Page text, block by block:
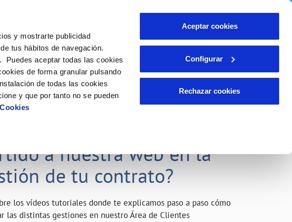
y mostrarte publicidad
tus hábitos de navegación.
Puedes aceptar todas las cookies
de forma granular pulsando
de todas las cookies
y que por tanto no se pueden
Aceptar cookies
Configurar
Rechazar cookies
DE DATOS
datos bancarios
datos de domicilio
INCIDENCIAS
Comunica anomalías o posibles
DE SERVICIO
(Defensa del cliente)
DEL AGUA
ahorro
reserva
Nuestros compromisos
2020
a nuestra web en la
de tu contrato?
los vídeos tutoriales donde te explicamos paso a paso cómo
las distintas gestiones en nuestro Área de Clientes